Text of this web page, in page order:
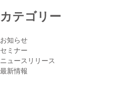
カテゴリー
お知らせ
セミナー
ニュースリリース
最新情報